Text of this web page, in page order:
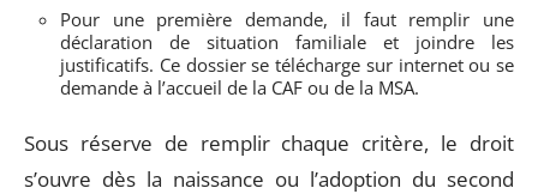
Pour une première demande, il faut remplir une
déclaration de situation familiale et joindre les
justificatifs. Ce dossier se télécharge sur internet ou se
demande à l’accueil de la CAF ou de la MSA.
Sous réserve de remplir chaque critère, le droit
s’ouvre dès la naissance ou l’adoption du second